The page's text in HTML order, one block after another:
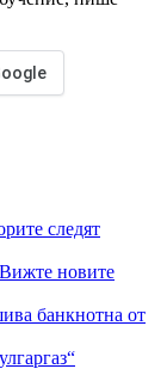
следят
Вижте новите
банкнотна от